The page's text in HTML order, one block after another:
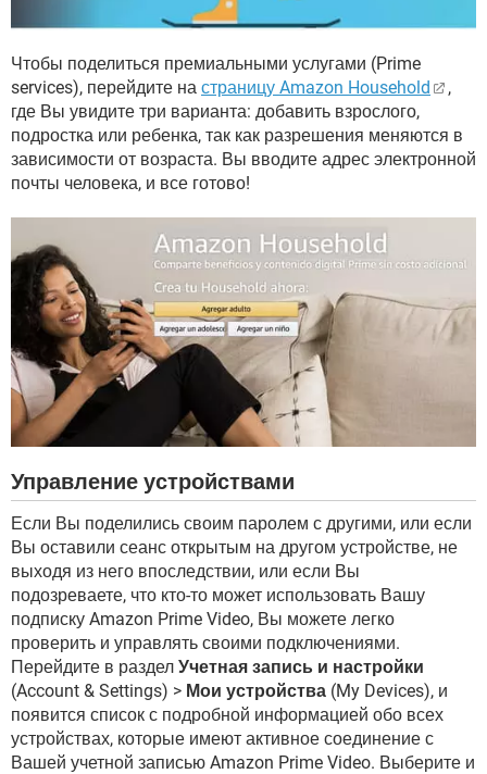
Чтобы поделиться премиальными услугами (Prime
services), перейдите на страницу Amazon Household
,
где Вы увидите три варианта: добавить взрослого,
подростка или ребенка, так как разрешения меняются в
зависимости от возраста. Вы вводите адрес электронной
почты человека, и все готово!
Управление устройствами
Если Вы поделились своим паролем с другими, или если
Вы оставили сеанс открытым на другом устройстве, не
выходя из него впоследствии, или если Вы
подозреваете, что кто-то может использовать Вашу
подписку Amazon Prime Video, Вы можете легко
проверить и управлять своими подключениями.
Перейдите в раздел Учетная запись и настройки
(Account & Settings) > Мои устройства (My Devices), и
появится список с подробной информацией обо всех
устройствах, которые имеют активное соединение с
Вашей учетной записью Amazon Prime Video. Выберите и